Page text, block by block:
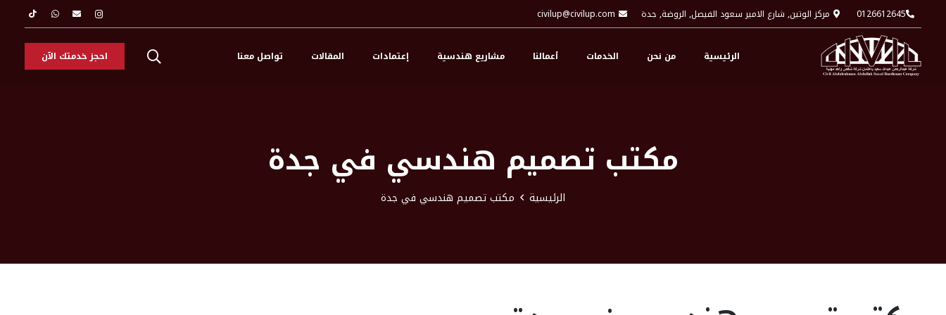
0126612645 مركز الوتين, شارع الامير سعود الفيصل, الروضة, جدة civilup@civilup.com
الرئيسية من نحن الخدمات أعمالنا مشاريع هندسية إعتمادات المقالات تواصل معنا احجز خدمتك الآن
مكتب تصميم هندسي في جدة
الرئيسية مكتب تصميم هندسي في جدة